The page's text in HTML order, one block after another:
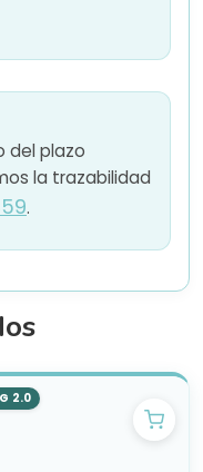
del plazo
la trazabilidad
.
2.0